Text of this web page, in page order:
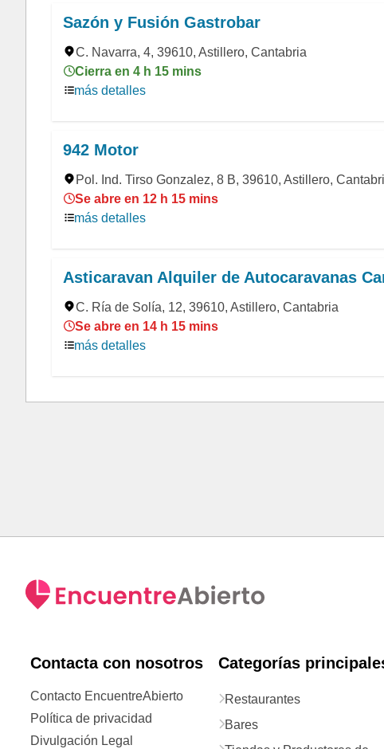
Sazón y Fusión Gastrobar
C. Navarra, 4, 39610, Astillero, Cantabria
Cierra en 4 h 15 mins
más detalles
942 Motor
Pol. Ind. Tirso Gonzalez, 8 B, 39610, Astillero,
Se abre en 12 h 15 mins
más detalles
Asticaravan Alquiler de Autocaravanas
C. Ría de Solía, 12, 39610, Astillero, Cantabria
Se abre en 14 h 15 mins
más detalles
Contacta con nosotros
Contacto EncuentreAbierto
Política de privacidad
Divulgación Legal
Categorías
Restaurantes
Bares